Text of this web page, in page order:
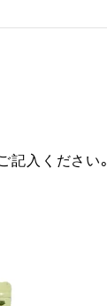
記入ください。